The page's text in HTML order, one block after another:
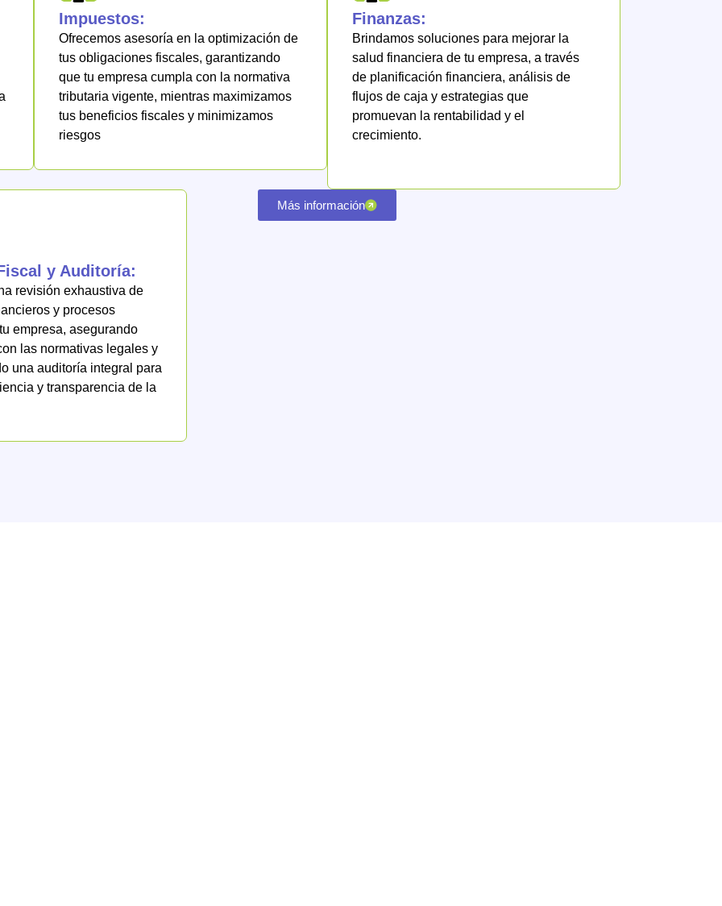
Impuestos:
Ofrecemos asesoría en la optimización de
tus obligaciones fiscales, garantizando
que tu empresa cumpla con la normativa
tributaria vigente, mientras maximizamos
tus beneficios fiscales y minimizamos
riesgos
Finanzas:
Brindamos soluciones para mejorar la
salud financiera de tu empresa, a través
de planificación financiera, análisis de
flujos de caja y estrategias que
promuevan la rentabilidad y el
crecimiento.
y Auditoría:
revisión exhaustiva de
y procesos
empresa, asegurando
las normativas legales y
una auditoría integral para
y transparencia de la
Más información